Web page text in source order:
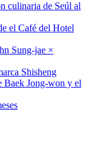
culinaria de Seúl al
el Café del Hotel
Sung-jae ×
Shisheng
Baek Jong-won y el